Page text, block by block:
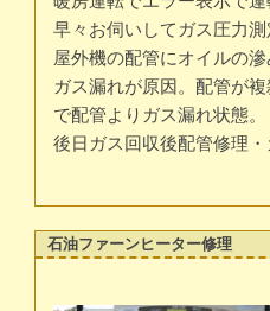
早々お伺いしてガス圧力
屋外機の配管にオイルの
ガス漏れが原因。配管が
で配管よりガス漏れ状態。
後日ガス回収後配管修理
石油ファーンヒーター修理